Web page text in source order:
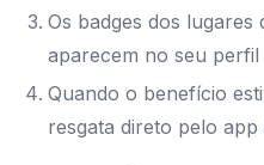
Os badges dos
aparecem no seu perfil
Quando o benefício
resgata direto pelo